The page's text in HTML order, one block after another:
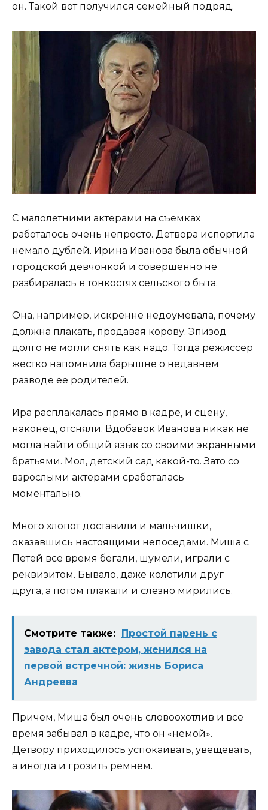
он. Такой вот получился семейный подряд.
С малолетними актерами на съемках
работалось очень непросто. Детвора испортила
немало дублей. Ирина Иванова была обычной
городской девчонкой и совершенно не
разбиралась в тонкостях сельского быта.
Она, например, искренне недоумевала, почему
должна плакать, продавая корову. Эпизод
долго не могли снять как надо. Тогда режиссер
жестко напомнила барышне о недавнем
разводе ее родителей.
Ира расплакалась прямо в кадре, и сцену,
наконец, отсняли. Вдобавок Иванова никак не
могла найти общий язык со своими экранными
братьями. Мол, детский сад какой-то. Зато со
взрослыми актерами сработалась
моментально.
Много хлопот доставили и мальчишки,
оказавшись настоящими непоседами. Миша с
Петей все время бегали, шумели, играли с
реквизитом. Бывало, даже колотили друг
друга, а потом плакали и слезно мирились.
Смотрите также: Простой парень с
завода стал актером, женился на
первой встречной: жизнь Бориса
Андреева
Причем, Миша был очень словоохотлив и все
время забывал в кадре, что он «немой».
Детвору приходилось успокаивать, увещевать,
а иногда и грозить ремнем.